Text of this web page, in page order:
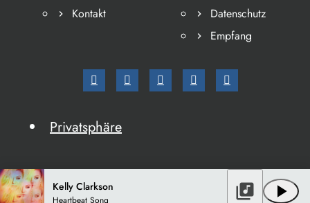
Kontakt
Datenschutz
Empfang
Privatsphäre
Kelly Clarkson
Heartbeat Song play_arrow
library_music